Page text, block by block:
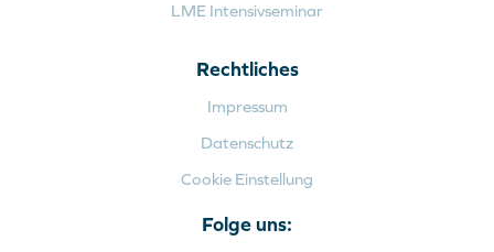
LME Intensivseminar
Rechtliches
Impressum
Datenschutz
Cookie Einstellung
Folge uns: